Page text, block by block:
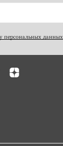
персональных данных